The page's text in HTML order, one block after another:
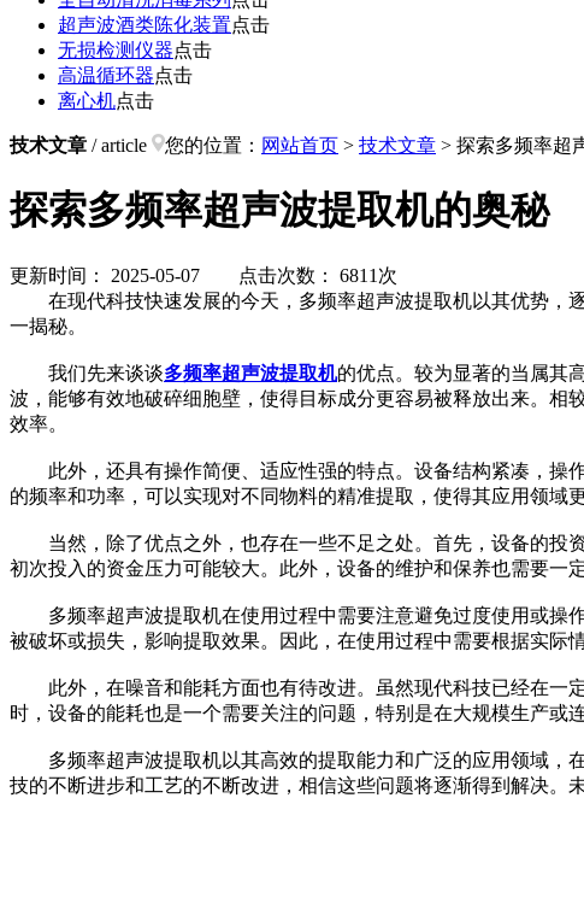
超声波酒类陈化装置点击
无损检测仪器点击
高温循环器点击
离心机点击
技术文章 / article 您的位置： 网站首页 > 技术文章 > 探索多频率超
探索多频率超声波提取机的奥秘
更新时间： 2025-05-07 点击次数： 6811次
在现代科技快速发展的今天，多频率超声波提取机以其优势，
一揭秘。
我们先来谈谈多频率超声波提取机的优点。较为显著的当属其
波，能够有效地破碎细胞壁，使得目标成分更容易被释放出来。
效率。
此外，还具有操作简便、适应性强的特点。设备结构紧凑，操
的频率和功率，可以实现对不同物料的精准提取，使得其应用领域更
当然，除了优点之外，也存在一些不足之处。首先，设备的投资
初次投入的资金压力可能较大。此外，设备的维护和保养也需要一
多频率超声波提取机在使用过程中需要注意避免过度使用或操
被破坏或损失，影响提取效果。因此，在使用过程中需要根据实际
此外，在噪音和能耗方面也有待改进。虽然现代科技已经在一
时，设备的能耗也是一个需要关注的问题，特别是在大规模生产或
多频率超声波提取机以其高效的提取能力和广泛的应用领域，
技的不断进步和工艺的不断改进，相信这些问题将逐渐得到解决。